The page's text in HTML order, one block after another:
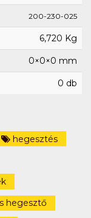
200-230-025
6,720 Kg
0×0×0 mm
0 db
hegesztés
hegesztő